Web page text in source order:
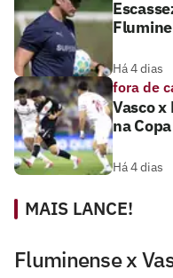
Há 4 dias
fora de
Vasco
na
Há 4 dias
MAIS LANCE!
Fluminense x